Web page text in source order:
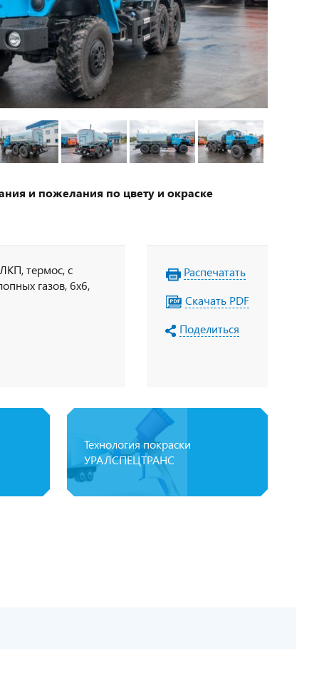
и пожелания по цвету и окраске
термос, с
газов, 6х6,
Распечатать
Скачать PDF
Поделиться
Технология покраски
УРАЛСПЕЦТРАНС